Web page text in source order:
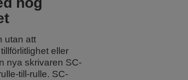
utan att
eller
nya skrivaren SC-
till-rulle. SC-